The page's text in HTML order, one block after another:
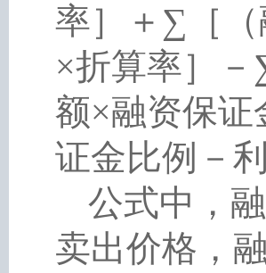
率］＋∑［
×折算率］
额×融资保
证金比例－
公式中，
卖出价格，